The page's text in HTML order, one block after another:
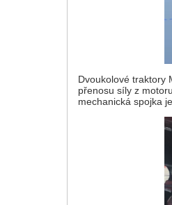
Dvoukolové traktory
přenosu síly z
mechanická spojka